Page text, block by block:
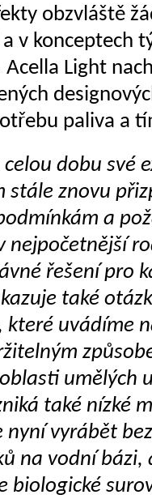
obzvláště
v konceptech
Light
paliva a
celou dobu své
stále znovu
a
nejpočetnější
řešení pro
také
které uvádíme
umělých
také nízké
nyní vyrábět
na vodní
biologické